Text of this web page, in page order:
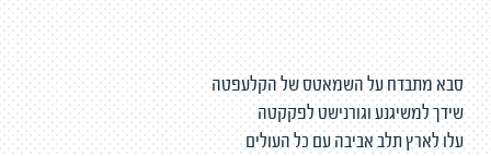
סבא מתבדח על השמאטס של הקלעפטה
שידך למשיגנע וגורנישט לפקקטה
עלו לארץ תלב אביבה עם כל העולים